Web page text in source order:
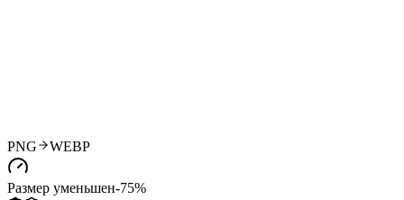
PNG WEBP
Размер уменьшен-75%